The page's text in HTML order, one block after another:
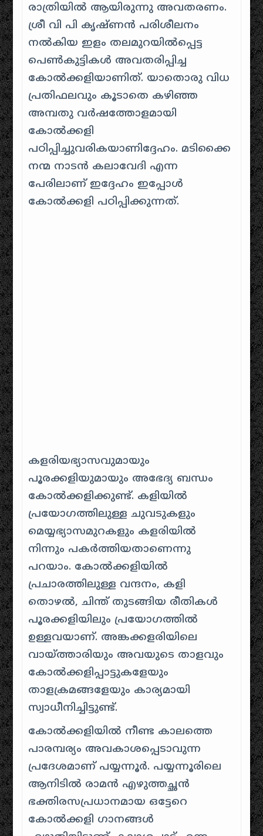
രാത്രിയിൽ ആയിരുന്നു അവതരണം.
ശ്രീ വി പി കൃഷ്ണൻ പരിശീലനം
നൽകിയ ഇളം തലമുറയിൽപ്പെട്ട
പെൺകുട്ടികൾ അവതരിപ്പിച്ച
കോൽക്കളിയാണിത്. യാതൊരു വിധ
പ്രതിഫലവും കൂടാതെ കഴിഞ്ഞ
അമ്പതു വർഷത്തോളമായി
കോൽക്കളി
പഠിപ്പിച്ചുവരികയാണിദ്ദേഹം. മടിക്കൈ
നന്മ നാടൻ കലാവേദി എന്ന
പേരിലാണ് ഇദ്ദേഹം ഇപ്പോൾ
കോൽക്കളി പഠിപ്പിക്കുന്നത്.
കളരിയഭ്യാസവുമായും
പൂരക്കളിയുമായും അഭേദ്യ ബന്ധം
കോൽക്കളിക്കുണ്ട്. കളിയിൽ
പ്രയോഗത്തിലുള്ള ചുവടുകളും
മെയ്യഭ്യാസമുറകളും കളരിയില്‍
നിന്നും പകർത്തിയതാണെന്നു
പറയാം. കോൽക്കളിയില്‍
പ്രചാരത്തിലുള്ള വന്ദനം, കളി
തൊഴല്‍, ചിന്ത് തുടങ്ങിയ രീതികൾ
പൂരക്കളിയിലും പ്രയോഗത്തില്‍
ഉള്ളവയാണ്. അങ്കക്കളരിയിലെ
വായ്ത്താരിയും അവയുടെ താളവും
കോൽക്കളിപ്പാട്ടുകളേയും
താളക്രമങ്ങളേയും കാര്യമായി
സ്വാധീനിച്ചിട്ടുണ്ട്.
കോൽക്കളിയിൽ നീണ്ട കാലത്തെ
പാരമ്പര്യം അവകാശപ്പെടാവുന്ന
പ്രദേശമാണ് പയ്യന്നൂർ. പയ്യന്നൂരിലെ
ആനിടില്‍ രാമൻ എഴുത്തച്ഛൻ
ഭക്തിരസപ്രധാനമായ ഒട്ടേറെ
കോൽക്കളി ഗാനങ്ങൾ